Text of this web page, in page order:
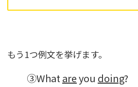
もう1つ例文を挙げます。
③Whatareyou doing?